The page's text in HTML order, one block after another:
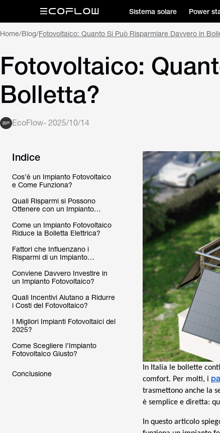
Sistema solare Power
Home/Blog/Fotovoltaico: Quanto Si Può Risparmiare Davvero in
Fotovoltaico:
Bolletta?
EcoFlow- 2025/10/14
Indice
Cos’è un Impianto Fotovoltaico
e Come Funziona?
Quali Risparmi si Possono
Ottenere con un Impianto
Come un Impianto Fotovoltaico
Riduce la Bolletta Elettrica?
Fattori che Influenzano i
Risparmi di un Impianto
Conviene Davvero Investire in
un Impianto Fotovoltaico?
Quali Incentivi Aiutano a Ridurre
i Costi del Fotovoltaico?
I Migliori Impianti Fotovoltaici del
2025?
Come Scegliere l’Impianto
Fotovoltaico Giusto?
Conclusione
In Italia le bollette
comfort. Per molti, i
trasmettono anche la
è semplice e diretta:
In questo articolo